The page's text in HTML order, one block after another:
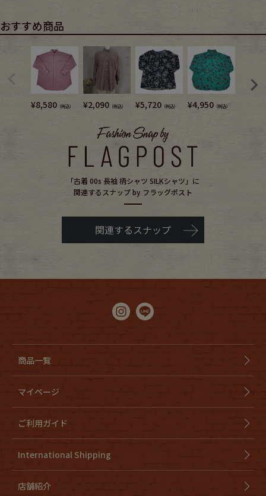
おすすめ商品
¥8,580 （税込） ¥2,090 （税込） ¥5,720 （税込） ¥4,950 （税込）
「古着 00s 長袖 柄シャツ SILKシャツ」に
関連するスナップ by フラッグポスト
関連するスナップ
商品一覧
マイページ
ご利用ガイド
International Shipping
店舗紹介